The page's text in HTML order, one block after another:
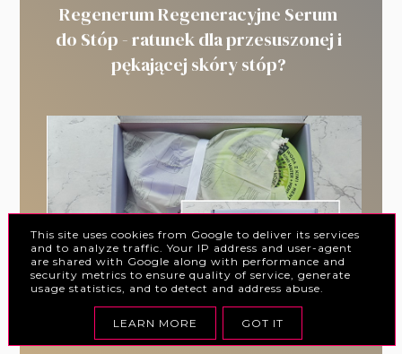
Regenerum Regeneracyjne Serum
do Stóp - ratunek dla przesuszonej i
pękającej skóry stóp?
This site uses cookies from Google to deliver its services
and to analyze traffic. Your IP address and user-agent
are shared with Google along with performance and
security metrics to ensure quality of service, generate
usage statistics, and to detect and address abuse.
LEARN MORE GOT IT